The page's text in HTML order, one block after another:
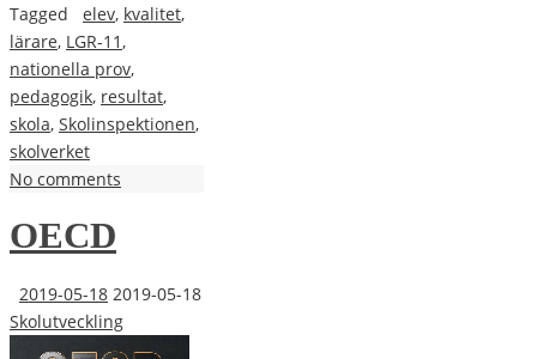
Tagged
elev, kvalitet,
lärare, LGR-11 ,
nationella prov,
pedagogik, resultat,
skola, Skolinspektionen,
skolverket
No comments
OECD
2019-05-18 2019-05-18
Skolutveckling